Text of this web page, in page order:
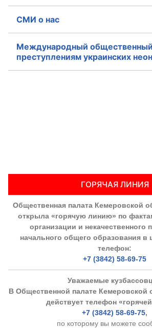
СМИ о нас
Международный
преступлениям украинских
ГОРЯЧАЯ ЛИНИЯ
Общественная палата Кемеровской
открыла «горячую линию» по
организации и некачественного
начального общего образования в
телефон:
+7 (3842) 58-69-75
Уважаемые
В Общественной палате Кемеровской
действует телефон
+7 (3842) 58-69-75,
по которому вы можете